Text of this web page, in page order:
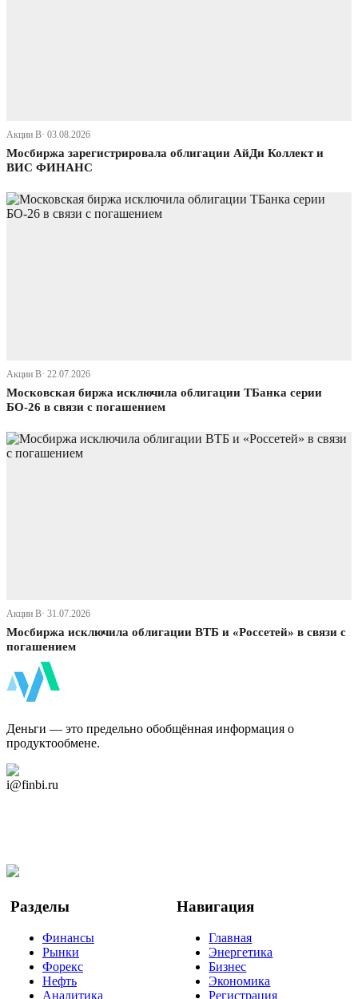
Акции В· 03.08.2026
Мосбиржа зарегистрировала облигации АйДи Коллект и
ВИС ФИНАНС
Акции В· 22.07.2026
Московская биржа исключила облигации ТБанка серии
БО-26 в связи с погашением
Акции В· 31.07.2026
Мосбиржа исключила облигации ВТБ и «Россетей» в связи с
погашением
Деньги — это предельно обобщённая информация о
продуктообмене.
i@finbi.ru
Разделы
Финансы
Рынки
Форекс
Нефть
Аналитика
Навигация
Главная
Энергетика
Бизнес
Экономика
Регистрация